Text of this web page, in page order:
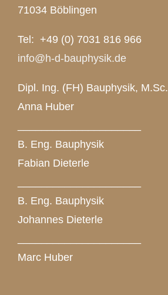
71034 Böblingen
Tel: +49 (0) 7031 816 966
info@h-d-bauphysik.de
Dipl. Ing. (FH) Bauphysik, M.Sc.
Anna Huber
B. Eng. Bauphysik
Fabian Dieterle
B. Eng. Bauphysik
Johannes Dieterle
Marc Huber